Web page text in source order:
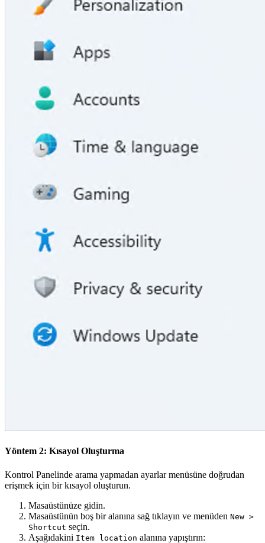
Yöntem 2: Kısayol Oluşturma
Kontrol Panelinde arama yapmadan ayarlar menüsüne doğrudan
erişmek için bir kısayol oluşturun.
Masaüstünüze gidin.
Masaüstünün boş bir alanına sağ tıklayın ve menüden New >
Shortcut seçin.
Aşağıdakini Item location alanına yapıştırın: